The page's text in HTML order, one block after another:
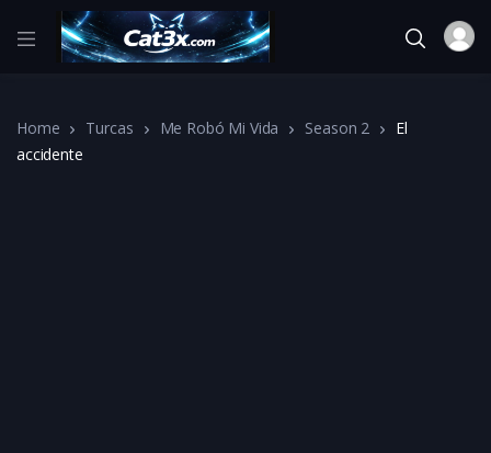
Home Turcas Me Robó Mi Vida Season 2
El
accidente